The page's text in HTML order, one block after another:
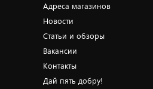
Адреса магазинов
Новости
Статьи и обзоры
Вакансии
Контакты
Дай пять добру!